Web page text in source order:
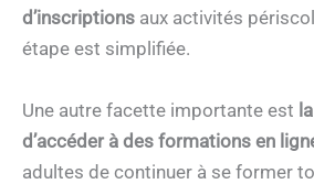
d’inscriptions aux activités
étape est simplifiée.
Une autre facette importante est
d’accéder à des formations en
adultes de continuer à se former